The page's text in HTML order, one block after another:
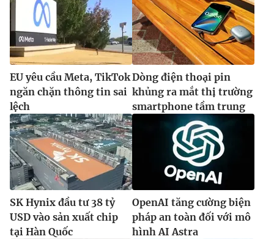
EU yêu cầu Meta, TikTok
ngăn chặn thông tin sai
lệch
Dòng điện thoại pin
khủng ra mắt thị trường
smartphone tầm trung
SK Hynix đầu tư 38 tỷ
USD vào sản xuất chip
tại Hàn Quốc
OpenAI tăng cường biện
pháp an toàn đối với mô
hình AI Astra